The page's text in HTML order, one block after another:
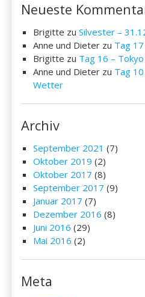
Neueste
Brigitte zuSilvester –
Anne und Dieter zu Tag
Brigitte zu Tag 16 –
Anne und Dieter zu Tag
Wetter
Archiv
September 2021 (7)
Oktober 2019 (2)
Oktober 2017 (8)
September 2017 (9)
Januar 2017 (7)
Dezember 2016 (8)
Juni 2016 (29)
Mai 2016 (2)
Meta